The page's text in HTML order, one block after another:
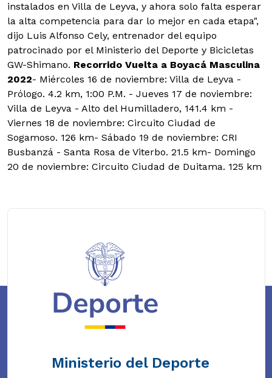
instalados en Villa de Leyva, y ahora solo falta esperar
la alta competencia para dar lo mejor en cada etapa",
dijo Luis Alfonso Cely, entrenador del equipo
patrocinado por el Ministerio del Deporte y Bicicletas
GW-Shimano. Recorrido Vuelta a Boyacá Masculina
2022- Miércoles 16 de noviembre: Villa de Leyva -
Prólogo. 4.2 km, 1:00 P.M. - Jueves 17 de noviembre:
Villa de Leyva - Alto del Humilladero, 141.4 km -
Viernes 18 de noviembre: Circuito Ciudad de
Sogamoso. 126 km- Sábado 19 de noviembre: CRI
Busbanzá - Santa Rosa de Viterbo. 21.5 km- Domingo
20 de noviembre: Circuito Ciudad de Duitama. 125 km
Ministerio del Deporte